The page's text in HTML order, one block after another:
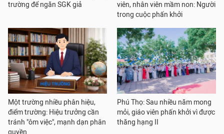
trường để ngăn SGK giả
viên, nhân viên mầm non: Người
trong cuộc phấn khởi
Một trường nhiều phân hiệu,
điểm trường: Hiệu trưởng cần
tránh "ôm việc", mạnh dạn phân
quyền
Phú Thọ: Sau nhiều năm mong
mỏi, giáo viên phấn khởi vì được
thăng hạng II